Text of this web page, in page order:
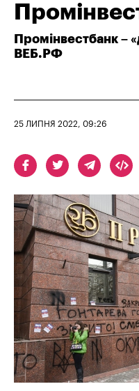
Промінвестбанк –
ВЕБ.РФ
25 ЛИПНЯ 2022, 09:26